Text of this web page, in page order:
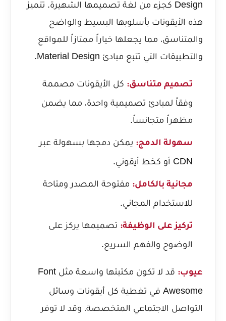
Design كجزء من لغة تصميمها الشهيرة. تتميز
هذه الأيقونات بأسلوبها البسيط والواضح
والمتناسق، مما يجعلها خياراً ممتازاً للمواقع
والتطبيقات التي تتبع مبادئ Material Design.
تصميم متناسق: كل الأيقونات مصممة
وفقاً لمبادئ تصميمية واحدة، مما يضمن
مظهراً متجانساً.
سهولة الدمج: يمكن دمجها بسهولة عبر
CDN أو كخط أيقوني.
مجانية بالكامل: مفتوحة المصدر ومتاحة
للاستخدام المجاني.
تركيز على الوظيفة: تصميمها يركز على
الوضوح والفهم السريع.
عيوب:
قد لا تكون مكتبتها واسعة مثل Font
Awesome في تغطية كل أيقونات وسائل
التواصل الاجتماعي المتخصصة، وقد لا توفر